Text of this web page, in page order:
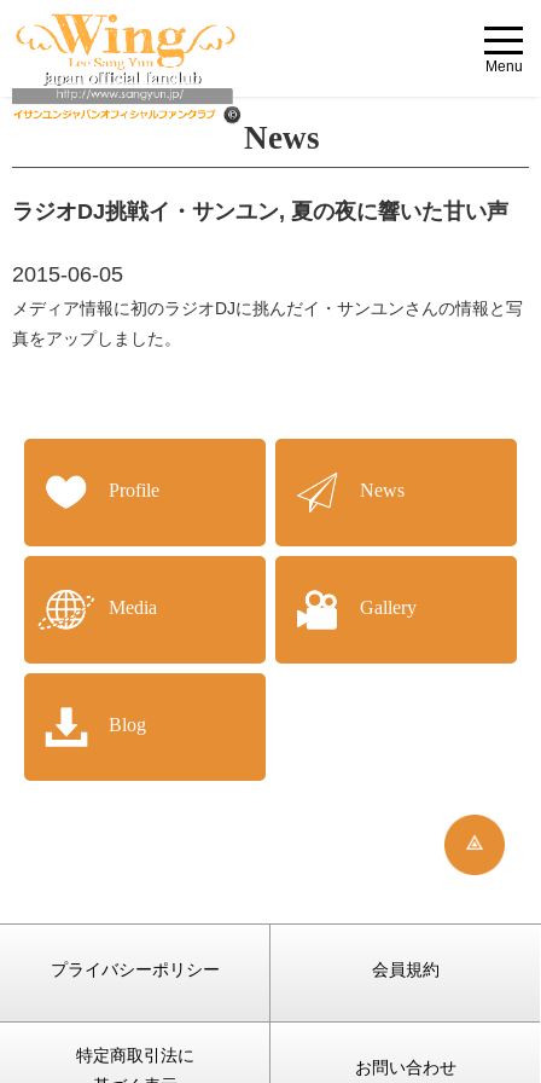
Menu
News
ラジオDJ挑戦イ・サンユン, 夏の夜に響いた甘い声
2015-06-05
メディア情報に初のラジオDJに挑んだイ・サンユンさんの情報と写
真をアップしました。
Profile News
Media Gallery
Blog
プライバシーポリシー 会員規約
特定商取引法に
お問い合わせ